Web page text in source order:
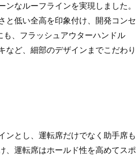
なルーフラインを実現しました。
と低い全高を印象付け、開発コンセ
、フラッシュアウターハンドル
など、細部のデザインまでこだわり
ンとし、運転席だけでなく助手席も
、運転席はホールド性を高めてスポ